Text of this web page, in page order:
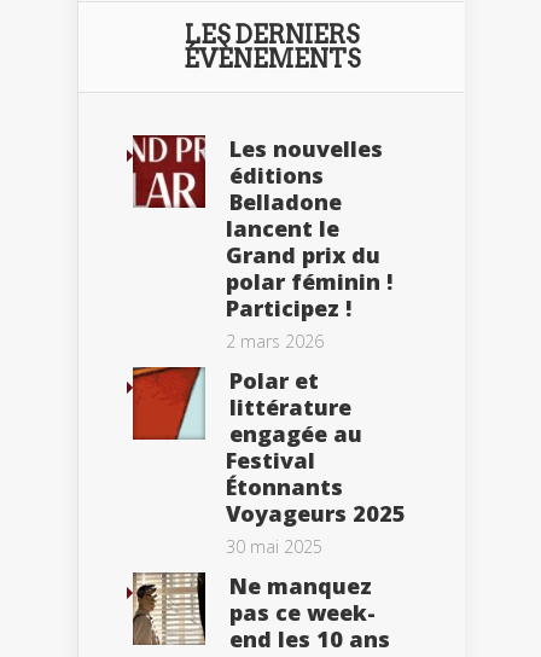
LES DERNIERS
ÉVÈNEMENTS
Les nouvelles
éditions
Belladone
lancent le
Grand prix du
polar féminin !
Participez !
2 mars 2026
Polar et
littérature
engagée au
Festival
Étonnants
Voyageurs 2025
30 mai 2025
Ne manquez
pas ce week-
end les 10 ans